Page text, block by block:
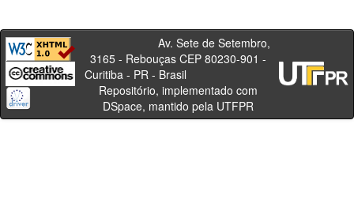
Av. Sete de Setembro,
3165 - Rebouças CEP 80230-901 -
Curitiba - PR - Brasil
Repositório, implementado com
DSpace, mantido pela UTFPR